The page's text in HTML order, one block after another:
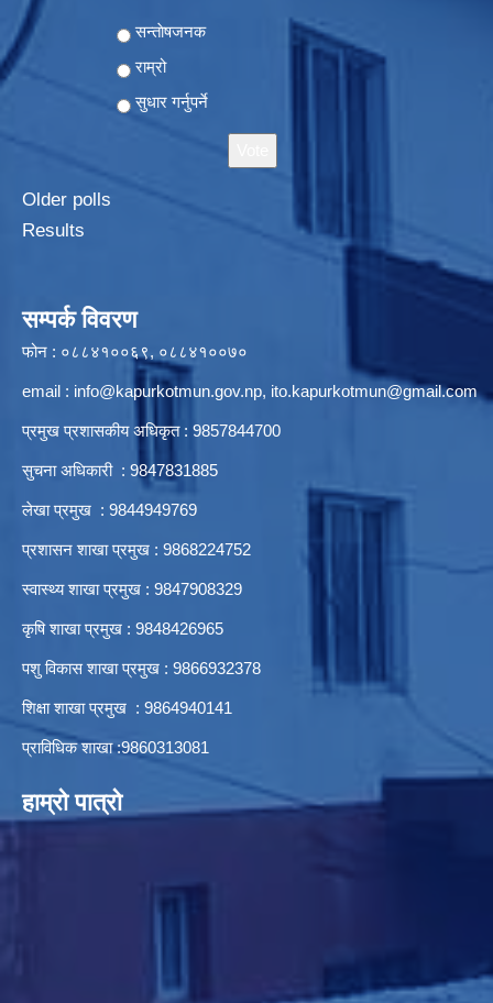
Choices
सन्ताेषजनक
राम्रो
सुधार गर्नुपर्ने
Older polls
Results
सम्पर्क विवरण
फोन : ०८८४१००६९, ०८८४१००७०
email : info@kapurkotmun.gov.np, ito.kapurkotmun@gmail.com
प्रमुख प्रशासकीय अधिकृत : 9857844700
सुचना अधिकारी : 9847831885
लेखा प्रमुख : 9844949769
प्रशासन शाखा प्रमुख : 9868224752
स्वास्थ्य शाखा प्रमुख : 9847908329
कृषि शाखा प्रमुख : 9848426965
पशु विकास शाखा प्रमुख : 9866932378
शिक्षा शाखा प्रमुख : 9864940141
प्राविधिक शाखा :9860313081
हाम्रो पात्रो